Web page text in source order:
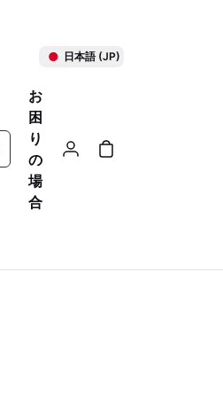
日本語 (JP)
お
困
り
の
場
合